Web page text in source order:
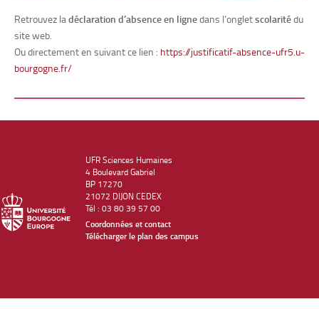
Retrouvez ladéclaration d’absence en lignedans l’ongletscolaritédu
site web.
Ou directement en suivant ce lien : https://justificatif-absence-ufr5.u-
bourgogne.fr/
UFR Sciences Humaines
4 Boulevard Gabriel
BP 17270
21072 DIJON CEDEX
Tél : 03 80 39 57 00
Coordonnées et contact
Télécharger le plan des campus